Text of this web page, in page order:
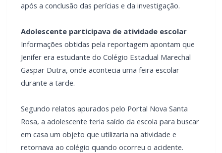
após a conclusão das perícias e da investigação.
Adolescente participava de atividade escolar
Informações obtidas pela reportagem apontam que
Jenifer era estudante do Colégio Estadual Marechal
Gaspar Dutra, onde acontecia uma feira escolar
durante a tarde.
Segundo relatos apurados pelo Portal Nova Santa
Rosa, a adolescente teria saído da escola para buscar
em casa um objeto que utilizaria na atividade e
retornava ao colégio quando ocorreu o acidente.